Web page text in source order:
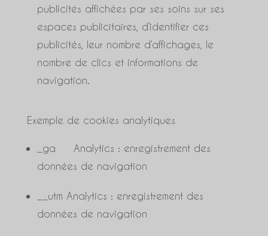
publicités affichées par ses soins sur ses
espaces publicitaires, d’identifier ces
publicités, leur nombre d’affichages, le
nombre de clics et informations de
navigation.
Exemple de cookies analytiques
_ga Analytics : enregistrement des
données de navigation
__utm Analytics : enregistrement des
données de navigation